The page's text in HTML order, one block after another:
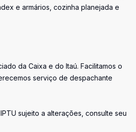
e armários, cozinha planejada e
da Caixa e do Itaú. Facilitamos o
serviço de despachante
sujeito a alterações, consulte seu